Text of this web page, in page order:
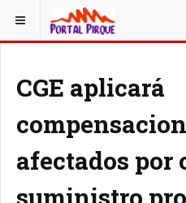
ESTÁ AQUÍ: NOTICIAS
CGE aplicará
afectados por